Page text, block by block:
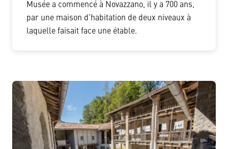
Musée a commencé à Novazzano, il y a 700 ans,
par une maison d’habitation de deux niveaux à
laquelle faisait face une étable.